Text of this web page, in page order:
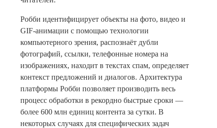
Робби идентифицирует объекты на фото, видео и
GIF-анимации с помощью технологии
компьютерного зрения, распознаёт дубли
фотографий, ссылки, телефонные номера на
изображениях, находит в текстах спам, определяет
контекст предложений и диалогов. Архитектура
платформы Робби позволяет производить весь
процесс обработки в рекордно быстрые сроки —
более 600 млн единиц контента за сутки. В
некоторых случаях для специфических задач